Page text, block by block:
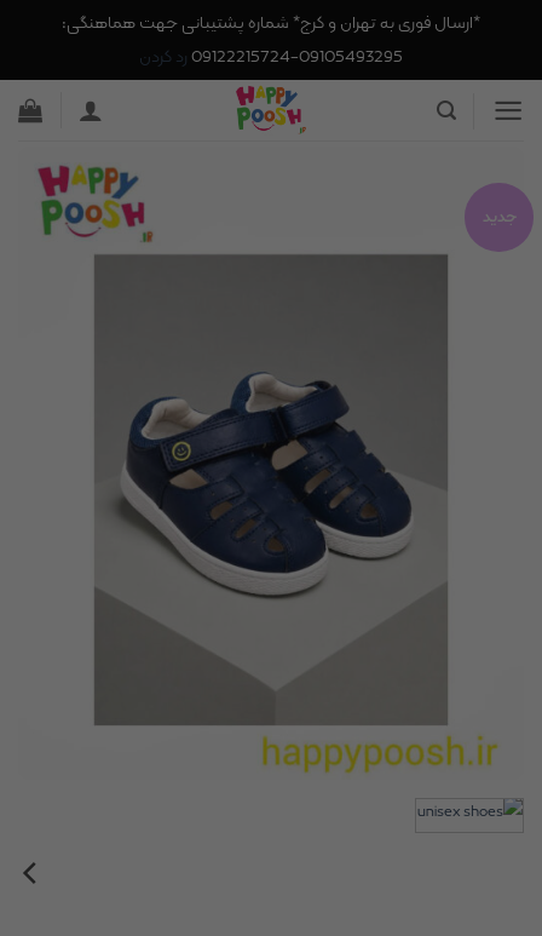
*ارسال فوری به تهران و کرج* شماره پشتیبانی جهت هماهنگی:
09105493295-09122215724
رد کردن
جدید